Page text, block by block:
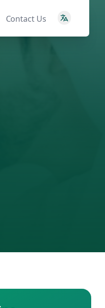
Contact Us